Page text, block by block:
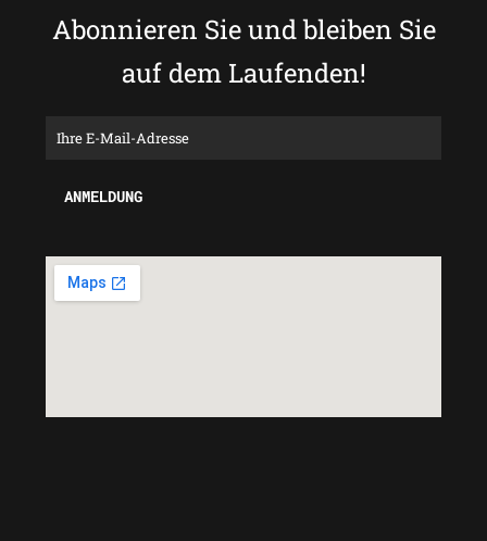
Abonnieren Sie und bleiben Sie
auf dem Laufenden!